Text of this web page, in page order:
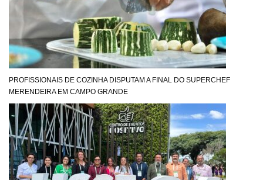
PROFISSIONAIS DE COZINHA DISPUTAM A FINAL DO SUPERCHEF
MERENDEIRA EM CAMPO GRANDE